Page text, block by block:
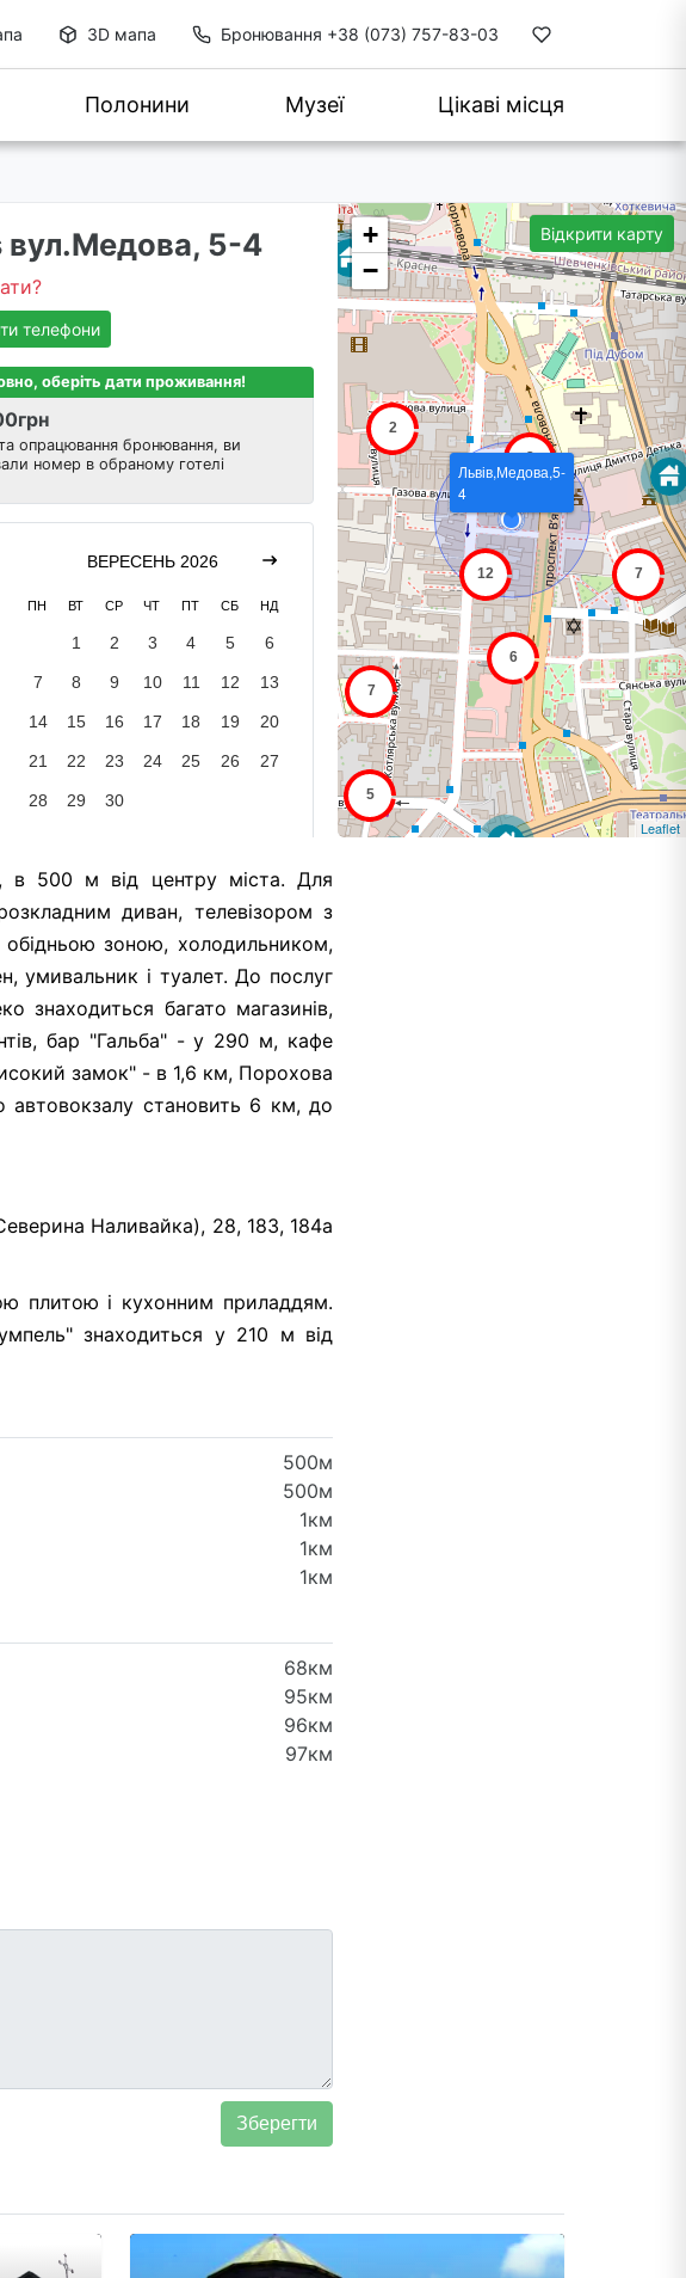
3D мапа Бронювання +38 (073) 757-83-03
Полонини Музеї Цікаві місця
вул.Медова, 5-4
телефони
оберіть дати проживання!
грн
опрацювання бронювання, ви
номер в обраному готелі
ВЕРЕСЕНЬ 2026
ПН ВТ СР ЧТ ПТ СБ НД
1 2 3 4 5 6
7 8 9 10 11 12 13
14 15 16 17 18 19 20
21 22 23 24 25 26 27
28 29 30
Відкрити карту
Львів,Медова,5-
4
+
−
Leaflet
в 500 м від центру міста. Для
диван, телевізором з
зоною, холодильником,
умивальник і туалет. До послуг
знаходиться багато магазинів,
бар "Гальба" - у 290 м, кафе
замок" - в 1,6 км, Порохова
становить 6 км, до
Наливайка), 28, 183, 184а
плитою і кухонним приладдям.
знаходиться у 210 м від
500м
500м
1км
1км
1км
68км
95км
96км
97км